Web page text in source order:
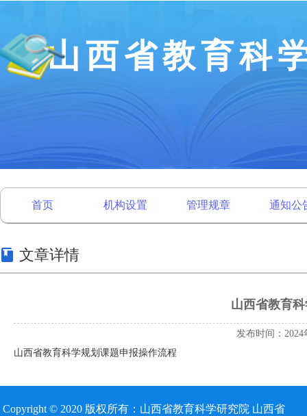
山西省教育科
首页 机构设置 管理规章 通知公
文章详情
山西省教育
发布时间：2024
山西省教育科学规划课题申报操作流程
Copyright © 2020 版权所有：山西省教育科学研究院 山西省